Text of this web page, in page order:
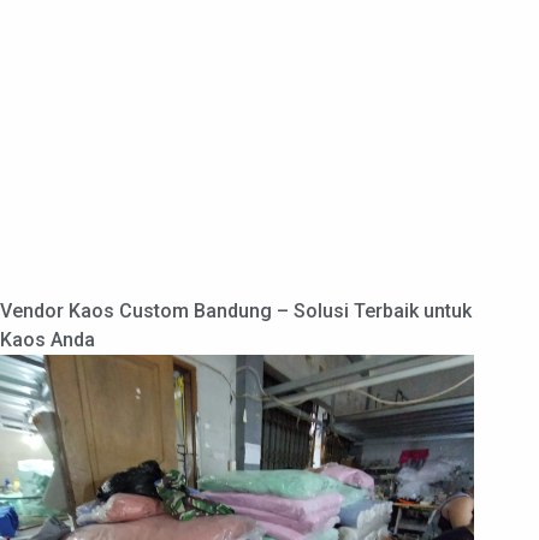
Vendor Kaos Custom Bandung – Solusi Terbaik untuk
Kaos Anda